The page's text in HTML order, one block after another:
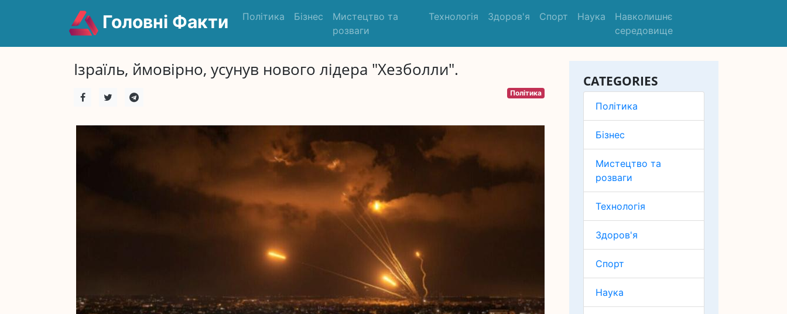
Головні Факти Політика Бізнес
Мистецтво та
розваги
Технологія Здоров'я Спорт Наука
Навколишнє
середовище
CATEGORIES
Політика
Бізнес
Мистецтво та
розваги
Технологія
Здоров'я
Спорт
Наука
Ізраїль, ймовірно, усунув нового лідера "Хезболли".
Політика